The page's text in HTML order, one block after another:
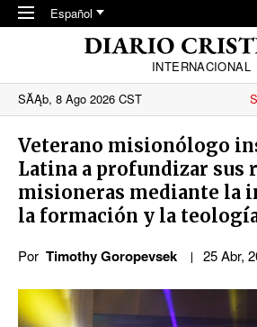
Skip to main content
Español
INTERNACIONAL
SĂĄb, 8 Ago 2026 CST
Veterano misionólogo
Latina a profundizar sus
misioneras mediante la
la formación y la
Por Timothy Goropevsek 25 Abr,